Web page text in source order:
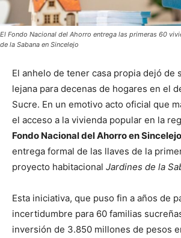
El Fondo Nacional del Ahorro entrega las primeras 60
de la Sabana en Sincelejo
El anhelo de tener casa propia dejó de
lejana para decenas de hogares en el
Sucre. En un emotivo acto oficial que
el acceso a la vivienda popular en la
Fondo Nacional del Ahorro en Sincelejo
entrega formal de las llaves de la
proyecto habitacional Jardines de la
Esta iniciativa, que puso fin a años de
incertidumbre para 60 familias
inversión de 3.850 millones de pesos